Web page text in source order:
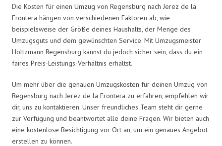
Die Kosten für einen Umzug von Regensburg nach Jerez de la
Frontera hängen von verschiedenen Faktoren ab, wie
beispielsweise der Größe deines Haushalts, der Menge des
Umzugsguts und dem gewünschten Service. Mit Umzugsmeister
Holtzmann Regensburg kannst du jedoch sicher sein, dass du ein
faires Preis-Leistungs-Verhältnis erhältst.
Um mehr über die genauen Umzugskosten für deinen Umzug von
Regensburg nach Jerez de la Frontera zu erfahren, empfehlen wir
dir, uns zu kontaktieren. Unser freundliches Team steht dir gerne
zur Verfügung und beantwortet alle deine Fragen. Wir bieten auch
eine kostenlose Besichtigung vor Ort an, um ein genaues Angebot
erstellen zu können.